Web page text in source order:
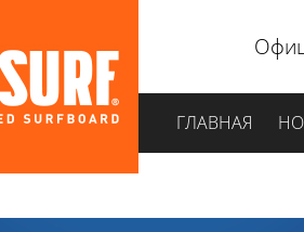
ГЛАВНАЯ